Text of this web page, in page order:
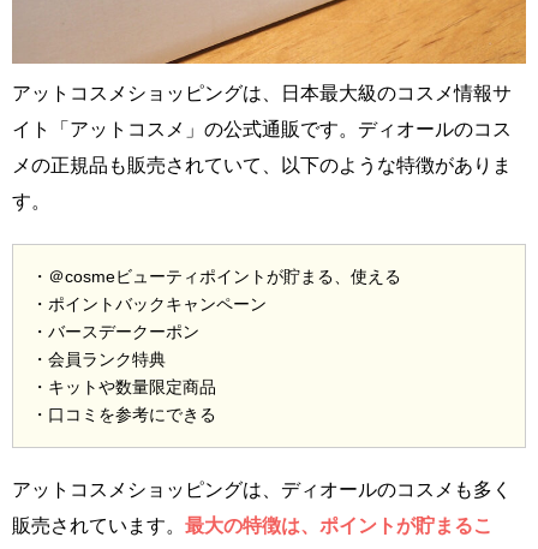
アットコスメショッピングは、日本最大級のコスメ情報サ
イト「アットコスメ」の公式通販です。ディオールのコス
メの正規品も販売されていて、以下のような特徴がありま
す。
・＠cosmeビューティポイントが貯まる、使える
・ポイントバックキャンペーン
・バースデークーポン
・会員ランク特典
・キットや数量限定商品
・口コミを参考にできる
アットコスメショッピングは、ディオールのコスメも多く
販売されています。 最大の特徴は、ポイントが貯まるこ